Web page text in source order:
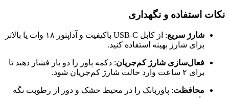
نکات استفاده و نگهداری
شارژ سریع
: از کابل USB-C باکیفیت و آداپتور ۱۸ وات یا بالاتر
برای شارژ بهینه استفاده کنید.
فعال‌سازی شارژ کم‌جریان: دکمه پاور را دو بار فشار دهید تا
برای ۲ ساعت وارد حالت شارژ کم‌جریان شود.
محافظت: پاوربانک را در محیط خشک و دور از رطوبت نگه